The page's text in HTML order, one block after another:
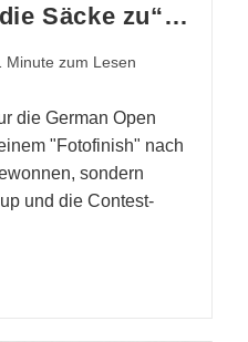
Säcke zu“…
Minute zum Lesen
die German Open
"Fotofinish" nach
sondern
und die Contest-